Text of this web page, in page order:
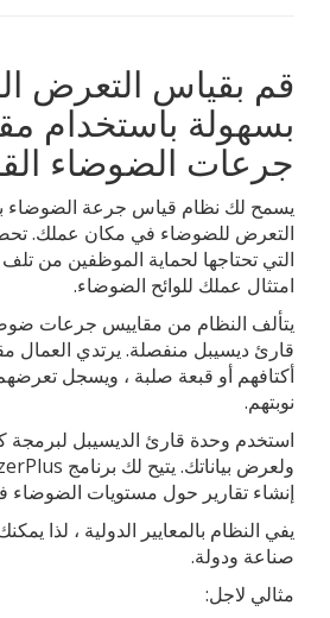
قم بقياس التعرض
بسهولة باستخدام
جرعات الضوضاء
يسمح لك نظام قياس جرعة الضوضاء
التعرض للضوضاء في مكان عملك.
التي تحتاجها لحماية الموظفين من
امتثال عملك للوائح الضوضاء.
يتألف النظام من مقاييس جرعات
قارئ ديسيبل منفصلة. يرتدي العمال
أكتافهم أو قبعة صلبة ، ويسجل
نوبتهم.
استخدم وحدة قارئ الديسيبل
إنشاء تقارير حول مستويات
يفي النظام بالمعايير الدولية ، لذا
صناعة ودولة.
مثالي لاجل: